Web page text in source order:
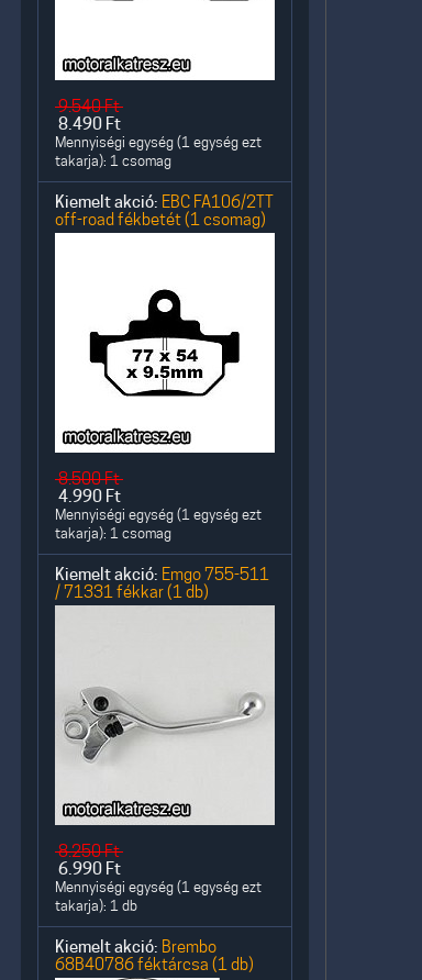
9.540Ft
8.490 Ft
Mennyiségi egység (1 egység ezt
takarja): 1 csomag
Kiemelt akció: EBC FA106/2TT
off-road fékbetét (1 csomag)
8.500Ft
4.990 Ft
Mennyiségi egység (1 egység ezt
takarja): 1 csomag
Kiemelt akció: Emgo 755-511
/ 71331 fékkar (1 db)
8.250Ft
6.990 Ft
Mennyiségi egység (1 egység ezt
takarja): 1 db
Kiemelt akció: Brembo
68B40786 féktárcsa (1 db)